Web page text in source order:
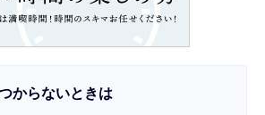
からないときは